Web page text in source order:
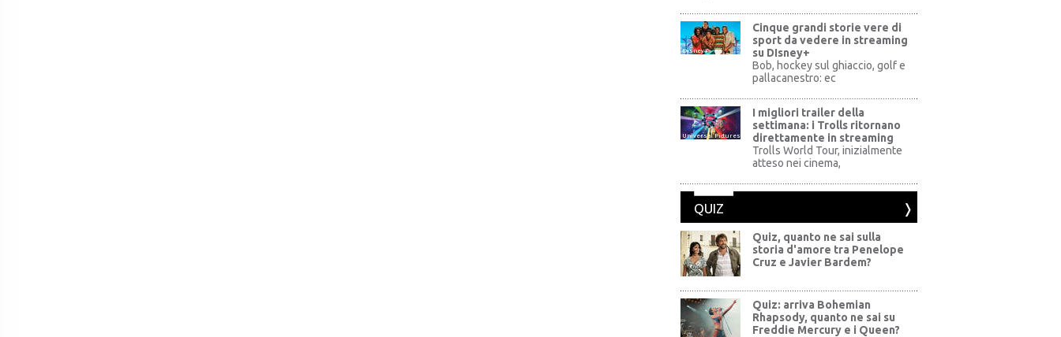
Disney+
Cinque grandi storie vere di
sport da vedere in streaming
su DIsney+
Bob, hockey sul ghiaccio, golf e
pallacanestro: ec
Universal Pictures
I migliori trailer della
settimana: i Trolls ritornano
direttamente in streaming
Trolls World Tour, inizialmente
atteso nei cinema,
QUIZ
Quiz, quanto ne sai sulla
storia d'amore tra Penelope
Cruz e Javier Bardem?
Quiz: arriva Bohemian
Rhapsody, quanto ne sai su
Freddie Mercury e i Queen?